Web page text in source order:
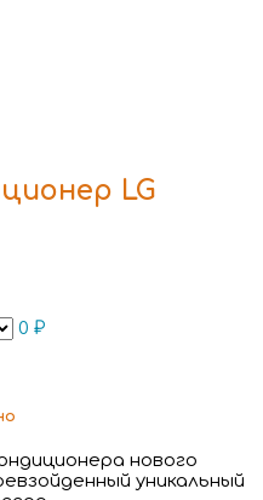
LG
0 ₽
нового
уникальный